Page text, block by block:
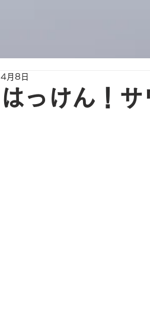
はっけん！
4月8日